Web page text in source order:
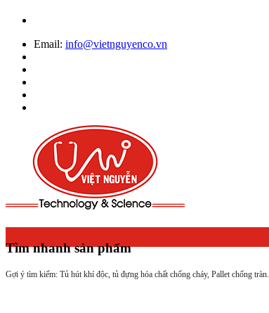
Email: info@vietnguyenco.vn
Tìm nhanh sản phẩm
Gợi ý tìm kiếm: Tủ hút khí độc, tủ đựng hóa chất chống cháy, Pallet chống tràn...